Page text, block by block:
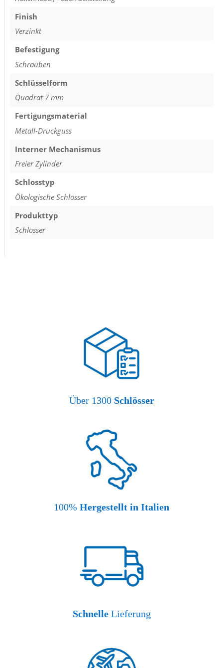
Finish
Verzinkt
Befestigung
Schrauben
Schlüsselform
Quadrat 7 mm
Fertigungsmaterial
Metall-Druckguss
Interner Mechanismus
Freier Zylinder
Schlosstyp
Ökologische Schlösser
Produkttyp
Schlösser
Über 1300 Schlösser
100% Hergestellt in Italien
SchnelleLieferung